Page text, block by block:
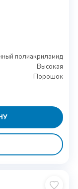
полиакриламид
Высокая
Порошок